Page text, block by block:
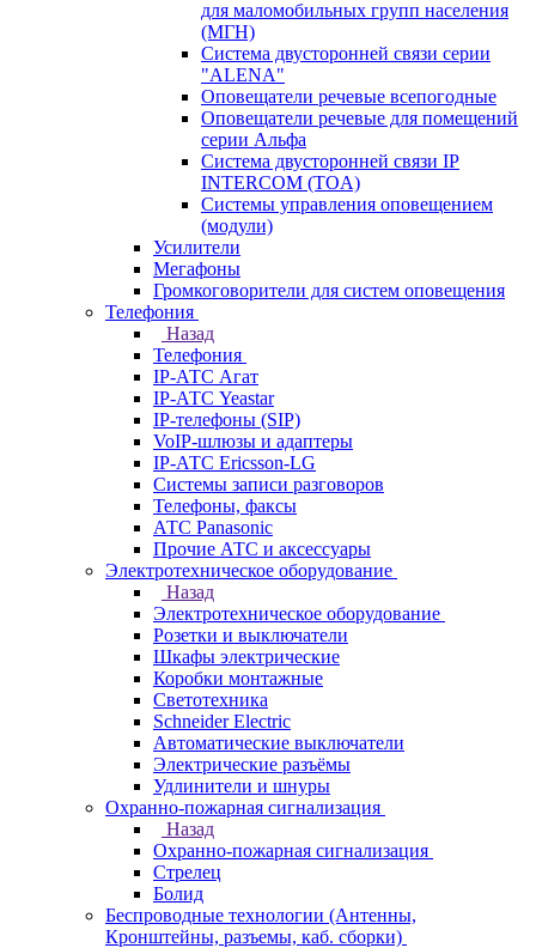
для маломобильных групп населения
(МГН)
Система двусторонней связи серии
"ALENA"
Оповещатели речевые всепогодные
Оповещатели речевые для помещений
серии Альфа
Система двусторонней связи IP
INTERCOM (TOA)
Системы управления оповещением
(модули)
Усилители
Мегафоны
Громкоговорители для систем оповещения
Телефония
Назад
Телефония
IP-АТС Агат
IP-АТС Yeastar
IP-телефоны (SIP)
VoIP-шлюзы и адаптеры
IP-АТС Ericsson-LG
Системы записи разговоров
Телефоны, факсы
АТС Panasonic
Прочие АТС и аксессуары
Электротехническое оборудование
Назад
Электротехническое оборудование
Розетки и выключатели
Шкафы электрические
Коробки монтажные
Светотехника
Schneider Electric
Автоматические выключатели
Электрические разъёмы
Удлинители и шнуры
Охранно-пожарная сигнализация
Назад
Охранно-пожарная сигнализация
Стрелец
Болид
Беспроводные технологии (Антенны,
Кронштейны, разъемы, каб. сборки)